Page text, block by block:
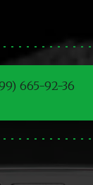
665-92-36